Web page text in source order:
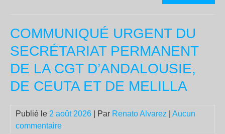
des
COMMUNIQUÉ URGENT DU
SECRÉTARIAT PERMANENT
DE LA CGT D’ANDALOUSIE,
DE CEUTA ET DE MELILLA
Publié le 2 août 2026 | Par Renato Alvarez
Aucun
commentaire